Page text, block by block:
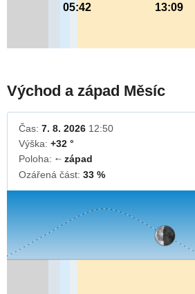
13:09
05:42
Východ a západ Měsíc
Čas: 7. 8. 2026 12:50
Výška: +32 °
Poloha:
↓západ
Ozářená část: 33 %